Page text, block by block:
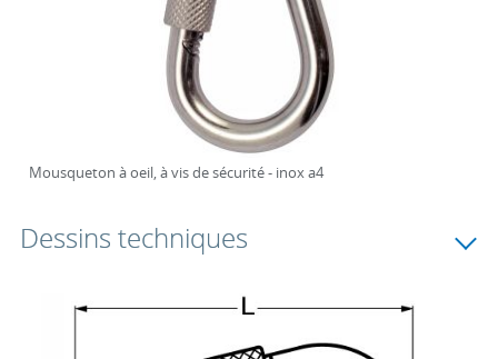
Mousqueton à oeil, à vis de sécurité - inox a4
Dessins techniques